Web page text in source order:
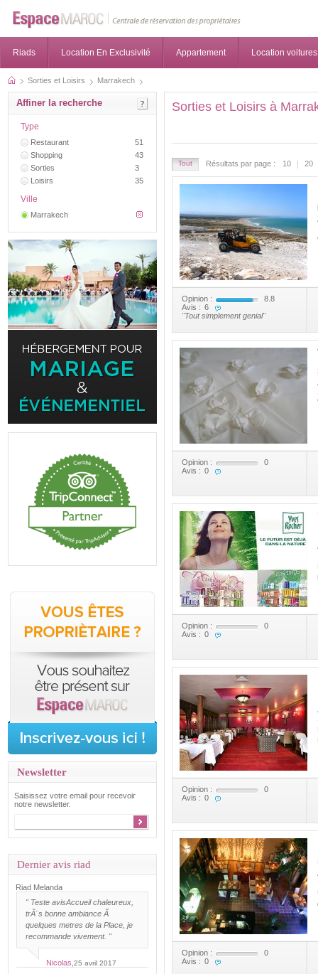
Riads Location En Exclusivité Appartement Location voitures
Sorties et Loisirs Marrakech
Sorties et Loisirs à
Tout Résultats par page : 10 20
Opinion :
8.8
Avis : 6
"Tout simplement genial"
Opinion :
0
Avis : 0
Opinion :
0
Avis : 0
Opinion :
0
Avis : 0
Opinion :
0
Avis : 0
Affiner la recherche
Type
Restaurant
51
Shopping
43
Sorties
3
Loisirs
35
Ville
Marrakech
Newsletter
Saisissez votre email pour recevoir
notre newsletter.
Dernier avis riad
Riad Melanda
" Teste avisAccueil chaleureux,
trÃ¨s bonne ambiance Ã
quelques metres de la Place, je
recommande vivement. "
Nicolas, 25 avril 2017